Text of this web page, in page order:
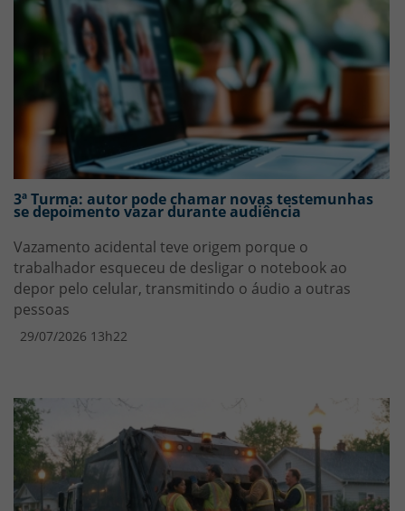
3ª Turma: autor pode chamar novas testemunhas
se depoimento vazar durante audiência
Vazamento acidental teve origem porque o
trabalhador esqueceu de desligar o notebook ao
depor pelo celular, transmitindo o áudio a outras
pessoas
29/07/2026 13h22